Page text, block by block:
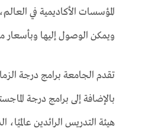
ويمكن الوصول إليها وبأسعار
تقدم الجامعة برامج درجة
بالإضافة إلى برامج درجة
هيئة التدريس الرائدين